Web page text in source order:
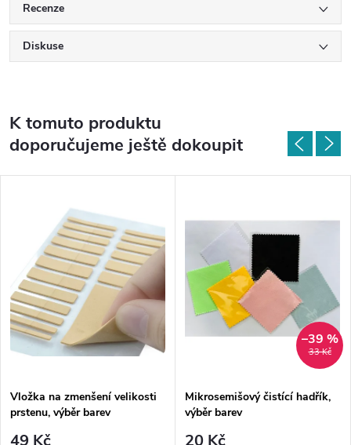
Recenze
Diskuse
K tomuto produktu
doporučujeme ještě dokoupit
Vložka na zmenšení velikosti
prstenu, výběr barev
33 Kč
–39 %
Mikrosemišový čistící hadřík,
výběr barev